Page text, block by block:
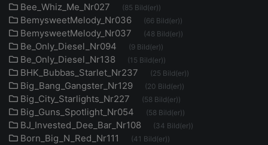
Bee_Whiz_Me_Nr027 (85 Bild(er))
BemysweetMelody_Nr036 (66 Bild(er))
BemysweetMelody_Nr037 (48 Bild(er))
Be_Only_Diesel_Nr094 (9 Bild(er))
Be_Only_Diesel_Nr138 (15 Bild(er))
BHK_Bubbas_Starlet_Nr237 (25 Bild(er))
Big_Bang_Gangster_Nr129 (20 Bild(er))
Big_City_Starlights_Nr227 (58 Bild(er))
Big_Guns_Spotlight_Nr054 (58 Bild(er))
BJ_Invested_Dee_Bar_Nr108 (34 Bild(er))
Born_Big_N_Red_Nr111 (41 Bild(er))